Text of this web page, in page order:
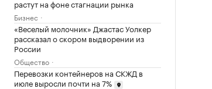
растут на фоне стагнации рынка
Бизнес
«Веселый молочник» Джастас Уолкер
рассказал о скором выдворении из
России
Общество
Перевозки контейнеров на СКЖД в
июле выросли почти на 7%